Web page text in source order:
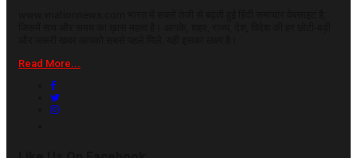
Read More...